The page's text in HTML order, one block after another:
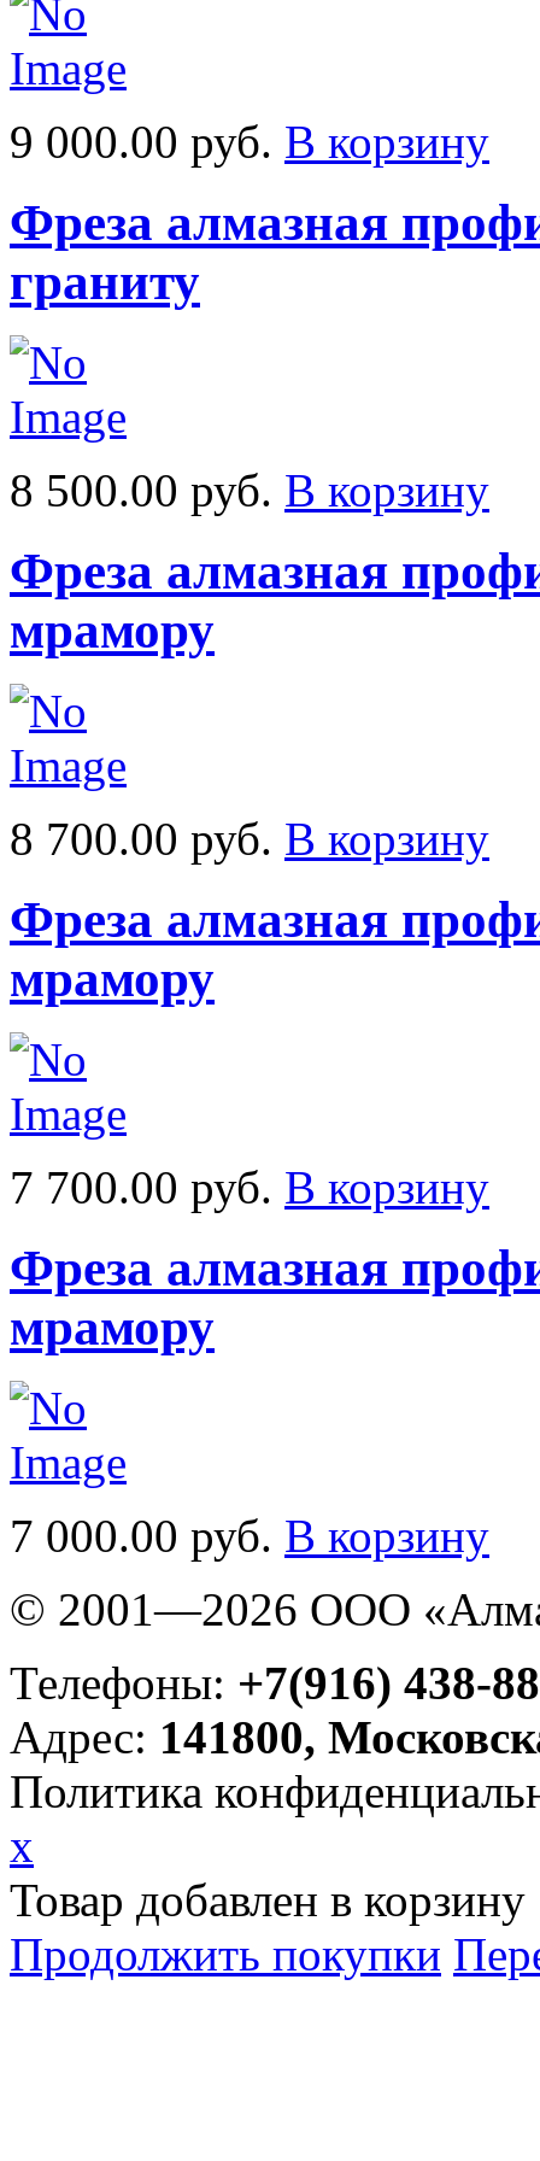
9 000.00 руб. В корзину
Фреза алмазная
граниту
8 500.00 руб. В корзину
Фреза алмазная
мрамору
8 700.00 руб. В корзину
Фреза алмазная
мрамору
7 700.00 руб. В корзину
Фреза алмазная
мрамору
7 000.00 руб. В корзину
© 2001—2026 ООО
Телефоны: +7(916) 438-
Адрес: 141800,
Политика
x
Товар добавлен в корзину
Продолжить покупки